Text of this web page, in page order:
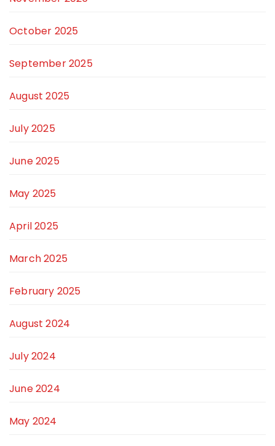
October 2025
September 2025
August 2025
July 2025
June 2025
May 2025
April 2025
March 2025
February 2025
August 2024
July 2024
June 2024
May 2024